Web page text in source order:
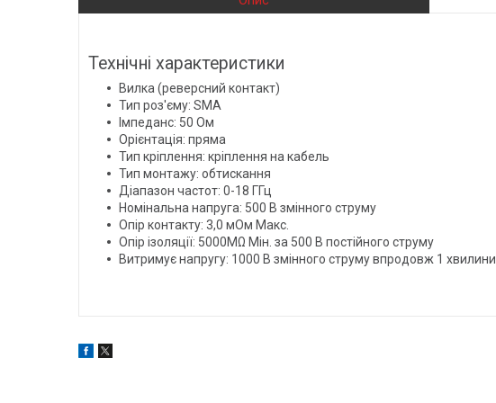
Технічні характеристики
Вилка (реверсний контакт)
Тип роз'єму: SMA
Імпеданс: 50 Ом
Орієнтація: пряма
Тип кріплення: кріплення на кабель
Тип монтажу: обтискання
Діапазон частот: 0-18 ГГц
Номінальна напруга: 500 В змінного струму
Опір контакту: 3,0 мОм Макс.
Опір ізоляції: 5000MΩ Мін. за 500 В постійного струму
Витримує напругу: 1000 В змінного струму впродовж 1 хвилини